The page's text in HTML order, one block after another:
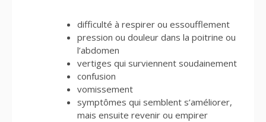
difficulté à respirer ou essoufflement
pression ou douleur dans la poitrine ou
l’abdomen
vertiges qui surviennent soudainement
confusion
vomissement
symptômes qui semblent s’améliorer,
mais ensuite revenir ou empirer